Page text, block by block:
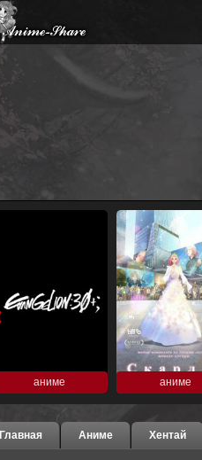
аниме аниме
Главная Аниме Хентай